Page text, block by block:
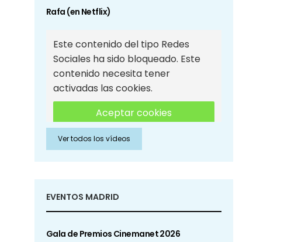
Rafa (en Netflix)
Este contenido del tipo Redes
Sociales ha sido bloqueado. Este
contenido necesita tener
activadas las cookies.
Aceptar cookies
Aceptar cookies de Redes
Sociales
Ver todos los vídeos
EVENTOS MADRID
Gala de Premios Cinemanet 2026